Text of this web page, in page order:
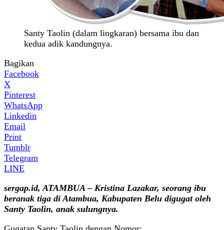
Santy Taolin (dalam lingkaran) bersama ibu dan
kedua adik kandungnya.
Bagikan
Facebook
X
Pinterest
WhatsApp
Linkedin
Email
Print
Tumblr
Telegram
LINE
sergap.id, ATAMBUA – Kristina Lazakar, seorang ibu
beranak tiga di Atambua, Kabupaten Belu digugat oleh
Santy Taolin, anak sulungnya.